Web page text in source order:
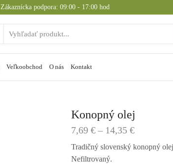
Zákaznícka podpora: 09:00 - 17:00 hod
Veľkoobchod O nás Kontakt
Konopný olej
7,69 € – 14,35 €
Tradičný slovenský konopný
Nefiltrovaný.